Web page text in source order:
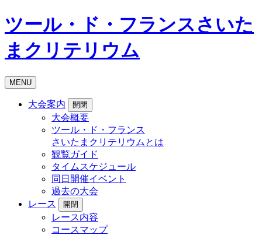
ツール・ド・フランスさいた
まクリテリウム
MENU
大会案内 開閉
大会概要
ツール・ド・フランス
さいたまクリテリウムとは
観覧ガイド
タイムスケジュール
同日開催イベント
過去の大会
レース
開閉
レース内容
コースマップ